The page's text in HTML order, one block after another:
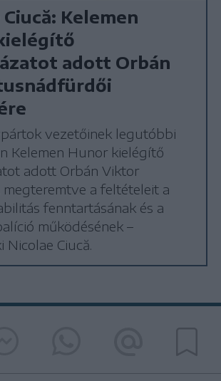
Kelemen
adott Orbán
vezetőinek legutóbbi
Kelemen Hunor kielégítő
adott Orbán Viktor
megteremtve a feltételeit a
fenntartásának és a
működésének –
Nicolae Ciucă.